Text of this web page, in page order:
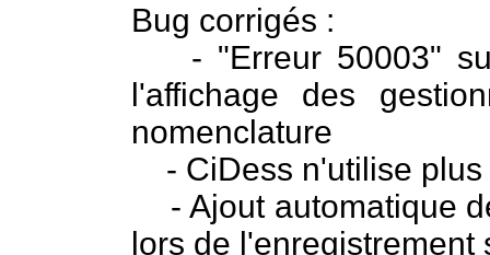
Bug corrigés :
- "Erreur 50003"
l'affichage des
nomenclature
- CiDess n'utilise plus
- Ajout automatique
lors de l'enregistrement